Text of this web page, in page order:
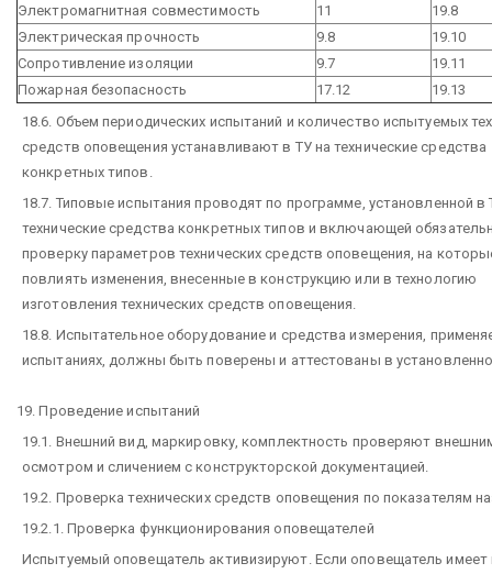
Электромагнитная совместимость 11
19.8
Электрическая прочность
9.8
19.10
Сопротивление изоляции
9.7
19.11
Пожарная безопасность
17.12
19.13
18.6. Объем периодических испытаний и количество испытуемых
средств оповещения устанавливают в ТУ на технические средства
конкретных типов.
18.7. Типовые испытания проводят по программе, установленной в
технические средства конкретных типов и включающей
проверку параметров технических средств оповещения, на
повлиять изменения, внесенные в конструкцию или в технологию
изготовления технических средств оповещения.
18.8. Испытательное оборудование и средства измерения,
испытаниях, должны быть поверены и аттестованы в
19. Проведение испытаний
19.1. Внешний вид, маркировку, комплектность проверяют
осмотром и сличением с конструкторской документацией.
19.2. Проверка технических средств оповещения по показателям
19.2.1. Проверка функционирования оповещателей
Испытуемый оповещатель активизируют. Если оповещатель имеет